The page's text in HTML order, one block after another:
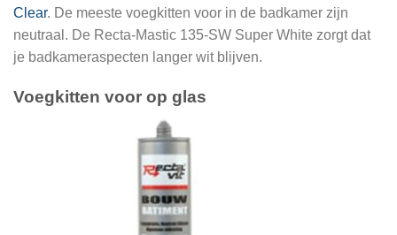
Clear. De meeste voegkitten voor in de badkamer zijn
neutraal. De Recta-Mastic 135-SW Super White zorgt dat
je badkameraspecten langer wit blijven.
Voegkitten voor op glas